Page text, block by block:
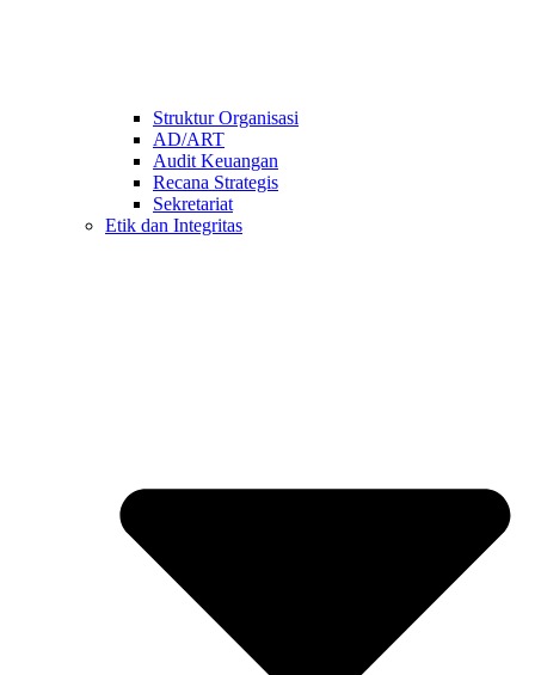
Struktur Organisasi
AD/ART
Audit Keuangan
Recana Strategis
Sekretariat
Etik dan Integritas